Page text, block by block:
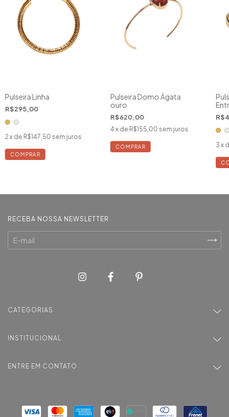
Pulseira Linha
R$295,00
2x de R$147,50 sem juros
COMPRAR
Pulseira Domo Ágata
ouro
R$620,00
4x de R$155,00 sem juros
3 x
RECEBA NOSSA NEWSLETTER
CATEGORIAS
INSTITUCIONAL
ENTRE EM CONTATO